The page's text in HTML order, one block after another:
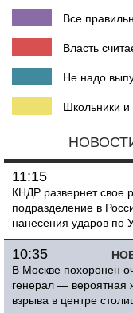
Все
Власть
Не надо
Школьники и
11:15
КНДР развернет свое
подразделение в
нанесения ударов по
10:35
В Москве похоронен
генерал — вероятная
взрыва в центре